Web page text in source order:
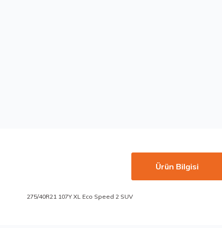
Ürün Bilgisi
275/40R21 107Y XL Eco Speed 2 SUV